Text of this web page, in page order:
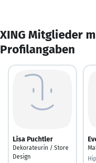
XING Mitglieder
Profilangaben
Lisa Puchtler
Dekorateurin / Store
Design